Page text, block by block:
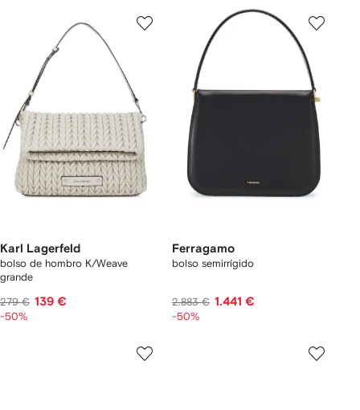
Karl Lagerfeld
bolso de hombro K/Weave
grande
279 € 139 €
-50%
Ferragamo
bolso semirrígido
2.883 € 1.441 €
-50%